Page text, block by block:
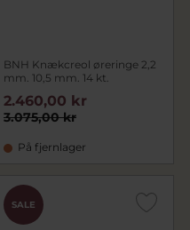
BNH Knækcreol øreringe 2,2
mm. 10,5 mm. 14 kt.
3.075,00 kr
2.460,00 kr
På fjernlager
SALE